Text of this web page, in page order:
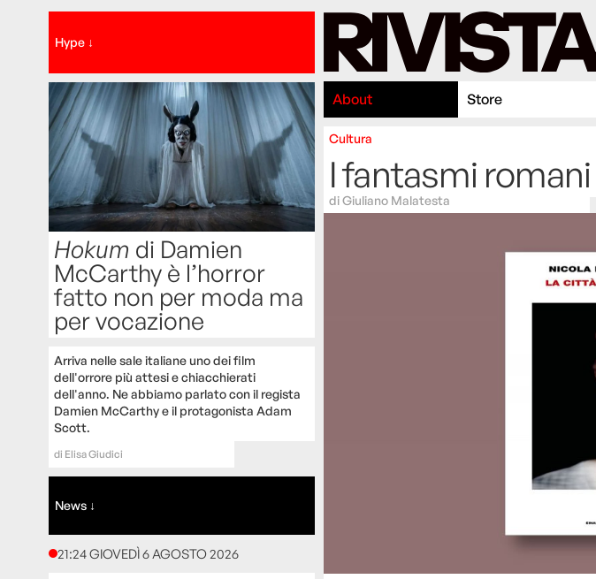
Hype ↓
Hokum di Damien
McCarthy è l’horror
fatto non per moda ma
per vocazione
Arriva nelle sale italiane uno dei film
dell'orrore più attesi e chiacchierati
dell'anno. Ne abbiamo parlato con il regista
Damien McCarthy e il protagonista Adam
Scott.
di Elisa Giudici
News ↓
21:24 GIOVEDÌ 6 AGOSTO 2026
About Store
Cultura
I fantasmi
diGiuliano Malatesta